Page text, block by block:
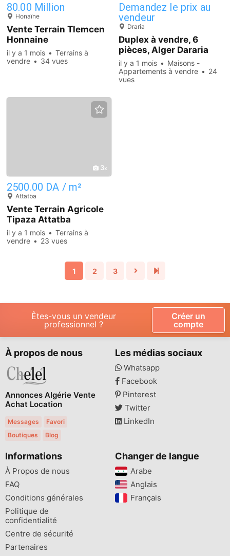
80.00 Million
Honaïne
Vente Terrain Tlemcen
Honnaine
il y a 1 mois
Terrains à
vendre
34 vues
Demandez le prix au
vendeur
Draria
Duplex à vendre, 6
pièces, Alger Dararia
il y a 1 mois
Maisons -
Appartements à vendre
24
vues
3
2500.00 DA / m²
Attatba
Vente Terrain Agricole
Tipaza Attatba
il y a 1 mois
Terrains à
vendre
23 vues
1 2 3
Êtes-vous un vendeur
professionnel ?
Créer un
compte
À propos de nous
Annonces Algérie Vente
Achat Location
Messages
Favori
Boutiques
Blog
Les médias sociaux
Whatsapp
Facebook
Pinterest
Twitter
LinkedIn
Informations
À Propos de nous
FAQ
Conditions générales
Politique de
confidentialité
Centre de sécurité
Partenaires
Changer de langue
Arabe
Anglais
Français